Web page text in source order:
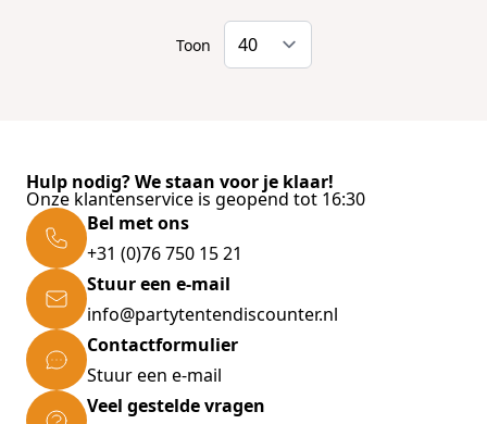
Toon
Hulp nodig? We staan voor je klaar!
Onze klantenservice is geopend tot 16:30
Bel met ons
+31 (0)76 750 15 21
Stuur een e-mail
info@partytentendiscounter.nl
Contactformulier
Stuur een e-mail
Veel gestelde vragen